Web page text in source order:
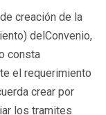
creación de la
delConvenio,
consta
el requerimiento
crear por
los tramites